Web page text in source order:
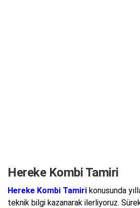
Hereke Kombi Tamiri
Hereke Kombi Tamiri konusunda
teknik bilgi kazanarak ilerliyoruz.